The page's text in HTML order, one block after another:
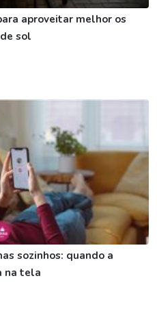
aproveitar melhor os
sol
sozinhos: quando a
na tela